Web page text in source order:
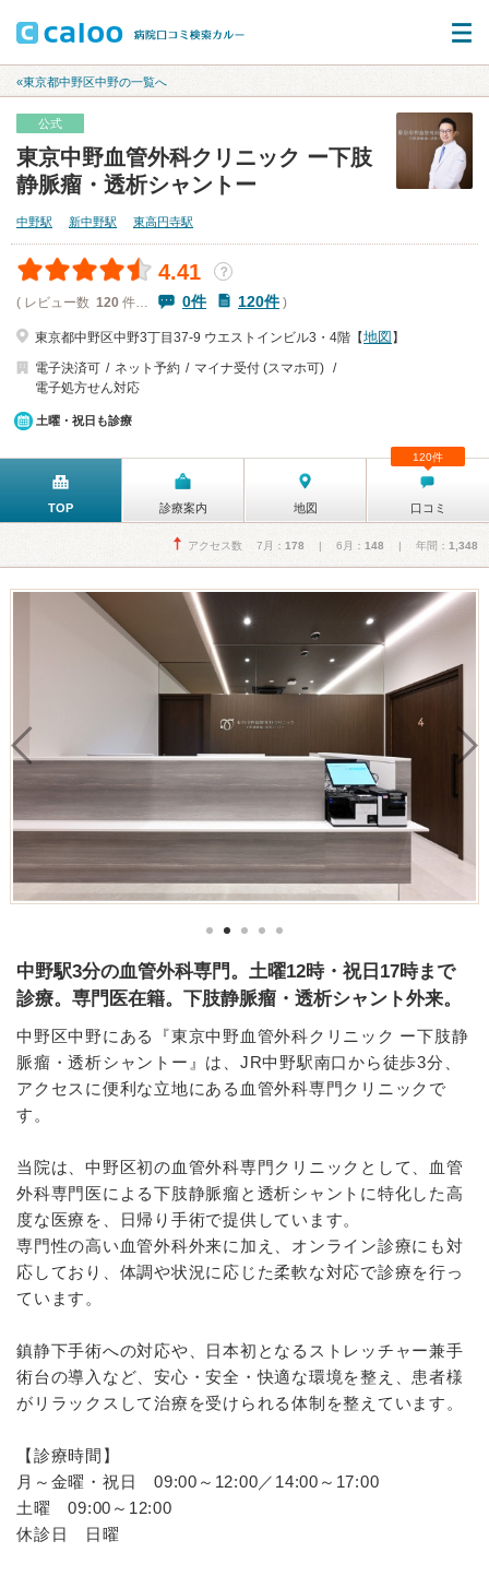
«東京都中野区中野の一覧へ
公式
東京中野血管外科クリニック ー下肢
静脈瘤・透析シャントー
中野駅 新中野駅 東高円寺駅
4.41
？
( レビュー数 120 件… 0件 120件)
東京都中野区中野3丁目37-9 ウエストインビル3・4階【地図 】
電子決済可
ネット予約
マイナ受付 (スマホ可)
電子処方せん対応
土曜・祝日も診療
TOP 診療案内 地図 口コミ
120件
アクセス数 7月： 178 | 6月： 148 | 年間： 1,348
中野駅3分の血管外科専門。土曜12時・祝日17時まで
診療。専門医在籍。下肢静脈瘤・透析シャント外来。
中野区中野にある『東京中野血管外科クリニック ー下肢静
脈瘤・透析シャントー』は、JR中野駅南口から徒歩3分、
アクセスに便利な立地にある血管外科専門クリニックで
す。
当院は、中野区初の血管外科専門クリニックとして、血管
外科専門医による下肢静脈瘤と透析シャントに特化した高
度な医療を、日帰り手術で提供しています。
専門性の高い血管外科外来に加え、オンライン診療にも対
応しており、体調や状況に応じた柔軟な対応で診療を行っ
ています。
鎮静下手術への対応や、日本初となるストレッチャー兼手
術台の導入など、安心・安全・快適な環境を整え、患者様
がリラックスして治療を受けられる体制を整えています。
【診療時間】
月～金曜・祝日 09:00～12:00／14:00～17:00
土曜 09:00～12:00
休診日 日曜